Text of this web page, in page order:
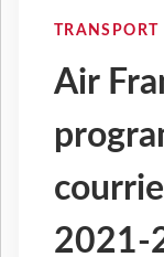
TRANSPORT
Air
2021-